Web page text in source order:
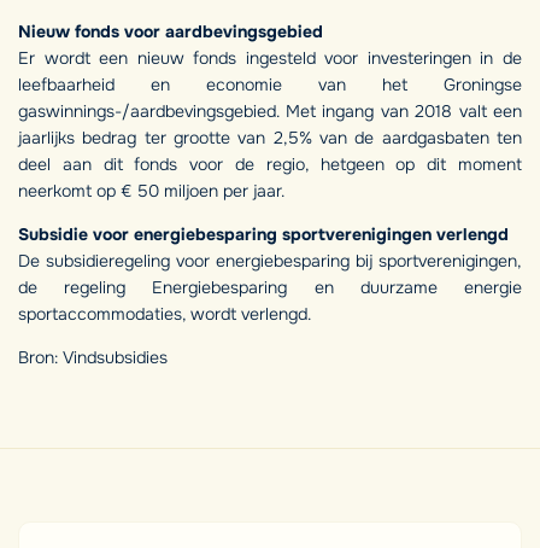
Nieuw fonds voor aardbevingsgebied
Er wordt een nieuw fonds ingesteld voor investeringen in de
leefbaarheid en economie van het Groningse
gaswinnings-/aardbevingsgebied. Met ingang van 2018 valt een
jaarlijks bedrag ter grootte van 2,5% van de aardgasbaten ten
deel aan dit fonds voor de regio, hetgeen op dit moment
neerkomt op € 50 miljoen per jaar.
Subsidie voor energiebesparing sportverenigingen verlengd
De subsidieregeling voor energiebesparing bij sportverenigingen,
de regeling Energiebesparing en duurzame energie
sportaccommodaties, wordt verlengd.
Bron: Vindsubsidies